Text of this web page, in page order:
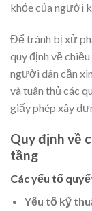
khỏe của người
Để tránh bị xử
quy định về
người dân cần
và tuân thủ các
giấy phép xây
Quy định về
tầng
Các yếu tố
Yếu tố kỹ